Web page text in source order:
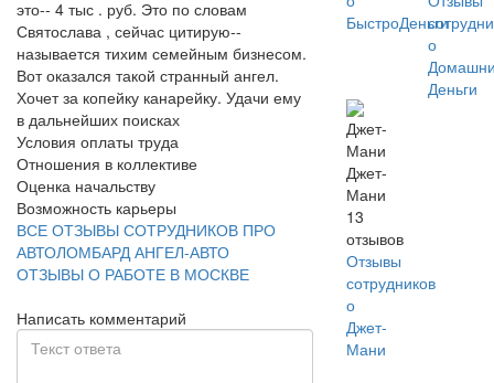
это-- 4 тыс . руб. Это по словам
Святослава , сейчас цитирую--
называется тихим семейным бизнесом.
Вот оказался такой странный ангел.
Хочет за копейку канарейку. Удачи ему
в дальнейших поисках
Условия оплаты труда
Отношения в коллективе
Оценка начальству
Возможность карьеры
ВСЕ ОТЗЫВЫ СОТРУДНИКОВ ПРО
АВТОЛОМБАРД АНГЕЛ-АВТО
ОТЗЫВЫ О РАБОТЕ В МОСКВЕ
Написать комментарий
БыстроДеньги
о
Деньги
Джет-
Мани
13
отзывов
Отзывы
сотрудников
о
Джет-
Мани